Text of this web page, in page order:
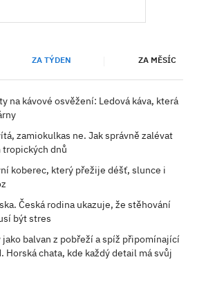
ZA TÝDEN ZA MĚSÍC
na kávové osvěžení: Ledová káva, která
zamiokulkas ne. Jak správně zalévat
tropických dnů
koberec, který přežije déšť, slunce i
Česká rodina ukazuje, že stěhování
být stres
balvan z pobřeží a spíž připomínající
Horská chata, kde každý detail má svůj